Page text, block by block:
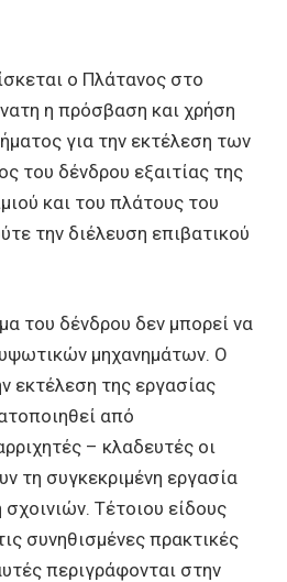
ο Πλάτανος στο
η πρόσβαση και χρήση
για την εκτέλεση των
του δένδρου εξαιτίας της
και του πλάτους του
την διέλευση επιβατικού
του δένδρου δεν μπορεί να
μηχανημάτων. Ο
εκτέλεση της εργασίας
από
– κλαδευτές οι
τη συγκεκριμένη εργασία
Τέτοιου είδους
συνηθισμένες πρακτικές
περιγράφονται στην